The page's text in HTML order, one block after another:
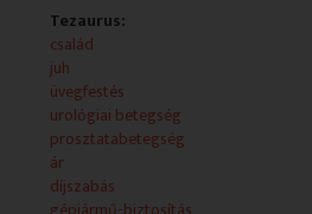
sőt az autósok rekordmértékű
emelkedést is tapasztalhattak
a 2018-as tarifákat böngészve.
Tezaurus:
család
juh
üvegfestés
urológiai betegség
prosztatabetegség
ár
díjszabás